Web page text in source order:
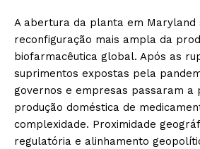
A abertura da planta em Maryland
reconfiguração mais ampla da
biofarmacêutica global. Após as
suprimentos expostas pela
governos e empresas passaram a
produção doméstica de
complexidade. Proximidade
regulatória e alinhamento